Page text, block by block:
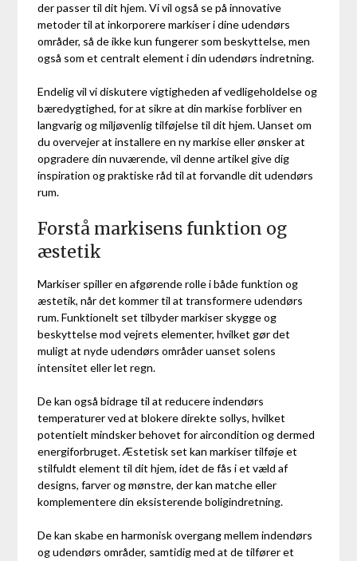
der passer til dit hjem. Vi vil også se på innovative
metoder til at inkorporere markiser i dine udendørs
områder, så de ikke kun fungerer som beskyttelse, men
også som et centralt element i din udendørs indretning.
Endelig vil vi diskutere vigtigheden af vedligeholdelse og
bæredygtighed, for at sikre at din markise forbliver en
langvarig og miljøvenlig tilføjelse til dit hjem. Uanset om
du overvejer at installere en ny markise eller ønsker at
opgradere din nuværende, vil denne artikel give dig
inspiration og praktiske råd til at forvandle dit udendørs
rum.
Forstå markisens funktion og
æstetik
Markiser spiller en afgørende rolle i både funktion og
æstetik, når det kommer til at transformere udendørs
rum. Funktionelt set tilbyder markiser skygge og
beskyttelse mod vejrets elementer, hvilket gør det
muligt at nyde udendørs områder uanset solens
intensitet eller let regn.
De kan også bidrage til at reducere indendørs
temperaturer ved at blokere direkte sollys, hvilket
potentielt mindsker behovet for aircondition og dermed
energiforbruget. Æstetisk set kan markiser tilføje et
stilfuldt element til dit hjem, idet de fås i et væld af
designs, farver og mønstre, der kan matche eller
komplementere din eksisterende boligindretning.
De kan skabe en harmonisk overgang mellem indendørs
og udendørs områder, samtidig med at de tilfører et